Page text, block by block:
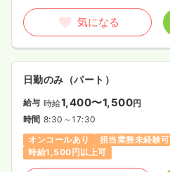
気になる
日勤のみ（パート）
給与 時給1,400〜1,500円
時間 8:30～17:30
オンコールあり
担当業務未経験可
時給1,500円以上可